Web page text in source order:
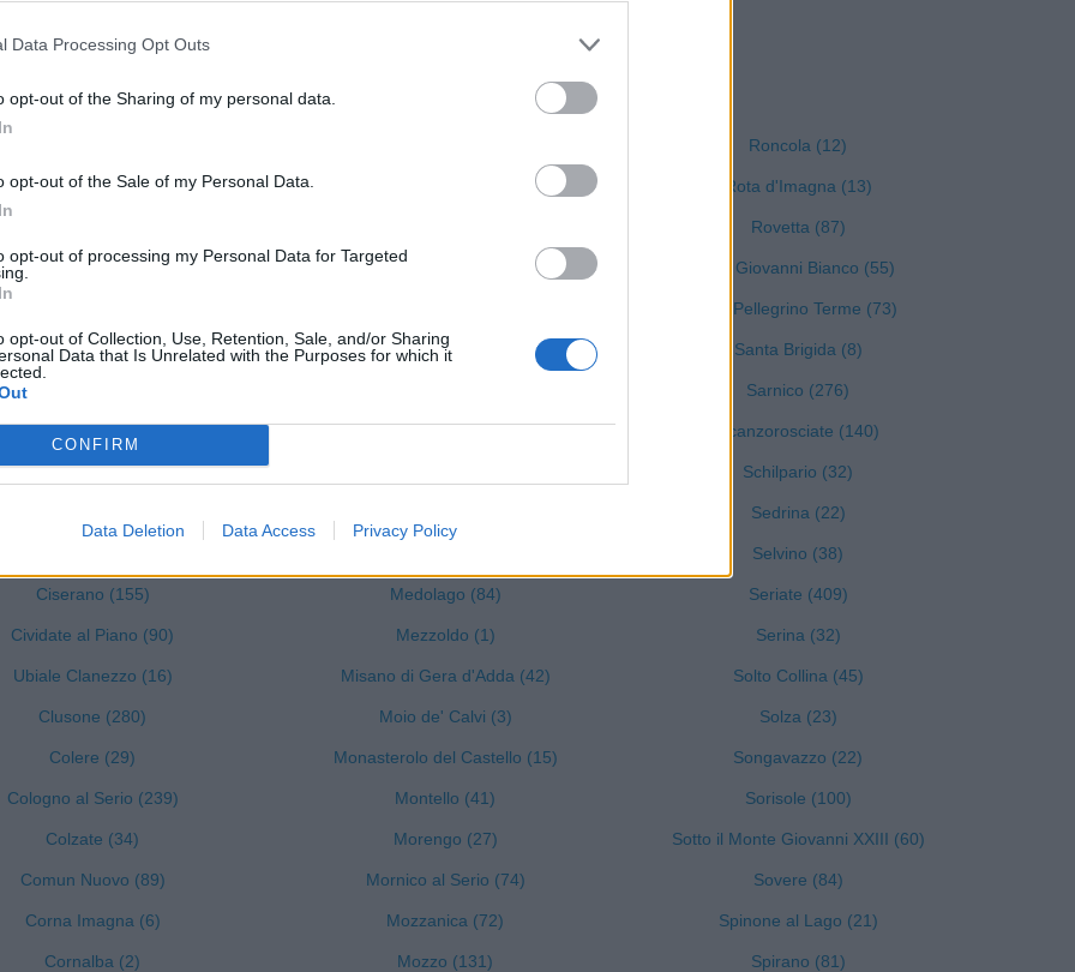
Data Processing Opt Outs
opt-out of the Sharing of my personal data.
opt-out of the Sale of my Personal Data.
opt-out of processing my Personal Data for Targeted
opt-out of Collection, Use, Retention, Sale, and/or Sharing
Data that Is Unrelated with the Purposes for which it
CONFIRM
Data Deletion Data Access Privacy Policy
tutti i comuni della provincia di Bergamo
Castro (12)
Sant'Andrea (57)
Cenate Sotto (72)
Cerete (37)
Chignolo d'Isola (64)
Ciserano (155)
Cividate al Piano (90)
Ubiale Clanezzo (16)
Clusone (280)
Colere (29)
Cologno al Serio (239)
Colzate (34)
Comun Nuovo (89)
Corna Imagna (6)
Cornalba (2)
Levate (53)
Lovere (119)
Luzzana (22)
Medolago (84)
Mezzoldo (1)
Misano di Gera d'Adda (42)
Moio de' Calvi (3)
Monasterolo del Castello (15)
Montello (41)
Morengo (27)
Mornico al Serio (74)
Mozzanica (72)
Mozzo (131)
Roncola (12)
Rota d'Imagna (13)
Rovetta (87)
San Giovanni Bianco (55)
San Pellegrino Terme (73)
Santa Brigida (8)
Sarnico (276)
Scanzorosciate (140)
Schilpario (32)
Sedrina (22)
Selvino (38)
Seriate (409)
Serina (32)
Solto Collina (45)
Solza (23)
Songavazzo (22)
Sorisole (100)
Sotto il Monte Giovanni XXIII (60)
Sovere (84)
Spinone al Lago (21)
Spirano (81)